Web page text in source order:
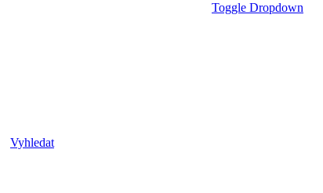
Toggle Dropdown
Vyhledat